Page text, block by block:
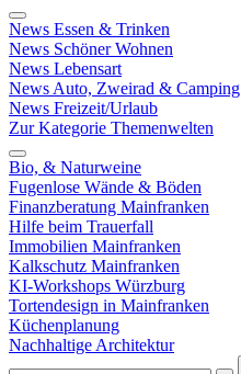
News Essen & Trinken
News Schöner Wohnen
News Lebensart
News Auto, Zweirad & Camping
News Freizeit/Urlaub
Zur Kategorie Themenwelten
Bio, & Naturweine
Fugenlose Wände & Böden
Finanzberatung Mainfranken
Hilfe beim Trauerfall
Immobilien Mainfranken
Kalkschutz Mainfranken
KI-Workshops Würzburg
Tortendesign in Mainfranken
Küchenplanung
Nachhaltige Architektur